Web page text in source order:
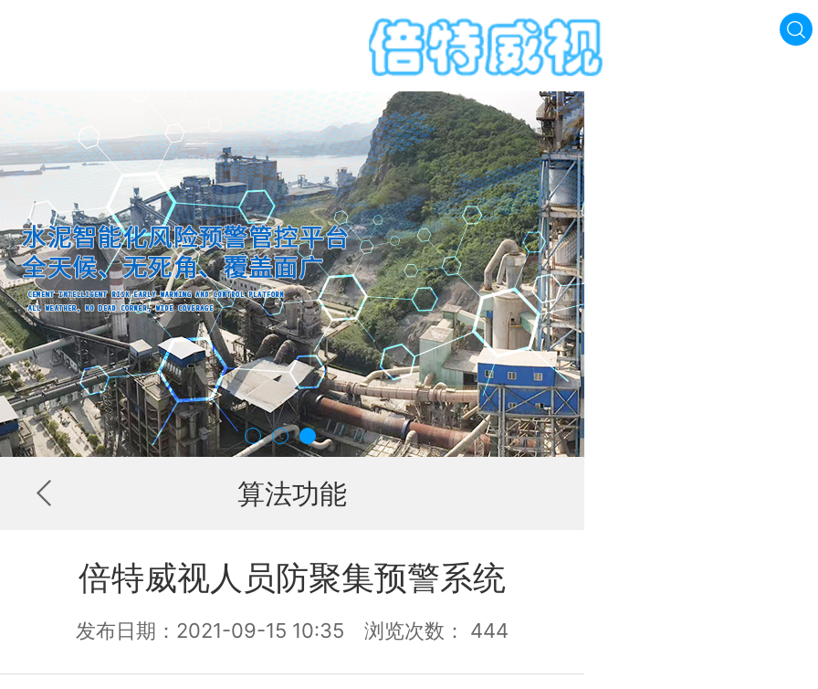
算法功能
倍特威视人员防聚集预警系统
发布日期：2021-09-15 10:35 浏览次数： 444